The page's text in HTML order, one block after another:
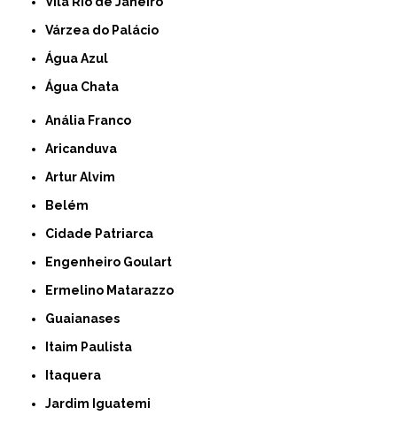
Várzea do Palácio
Água Azul
Água Chata
Anália Franco
Aricanduva
Artur Alvim
Belém
Cidade Patriarca
Engenheiro Goulart
Ermelino Matarazzo
Guaianases
Itaim Paulista
Itaquera
Jardim Iguatemi